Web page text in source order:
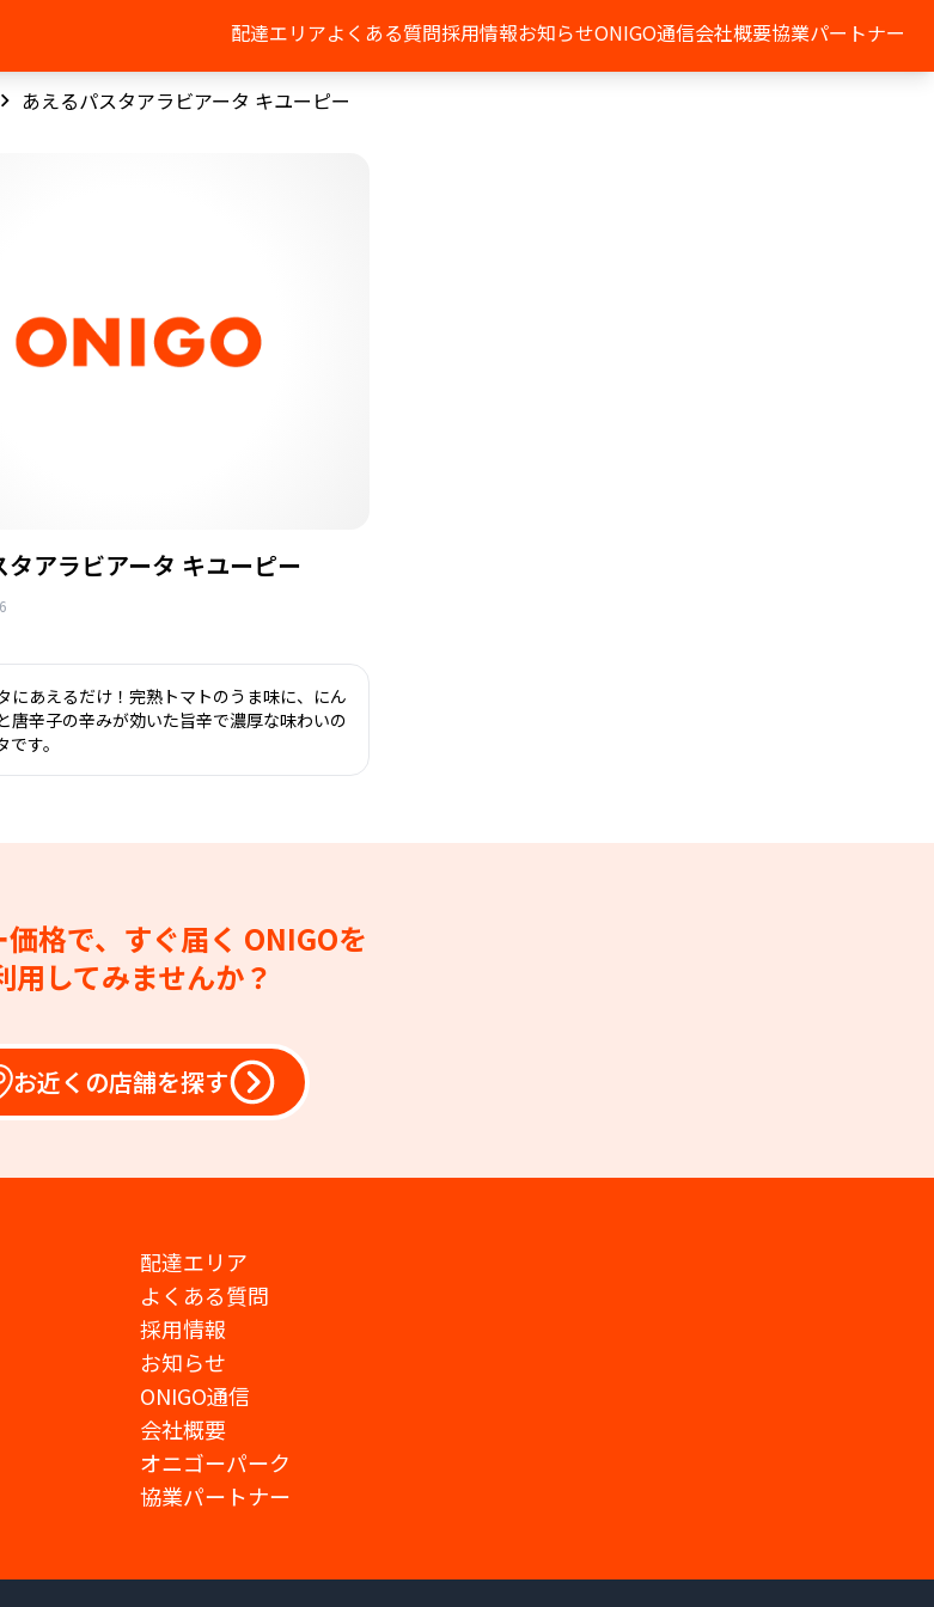
配達エリアよくある質問採用情報お知らせONIGO通信会社概要協業パートナー
あえるパスタアラビアータ キユーピー
タアラビアータ キユーピー
にあえるだけ！完熟トマトのうま味に、にん
唐辛子の辛みが効いた旨辛で濃厚な味わいの
す。
格で、すぐ届く ONIGOを
用してみませんか？
お近くの店舗を探す
配達エリア
よくある質問
採用情報
お知らせ
ONIGO通信
会社概要
オニゴーパーク
協業パートナー